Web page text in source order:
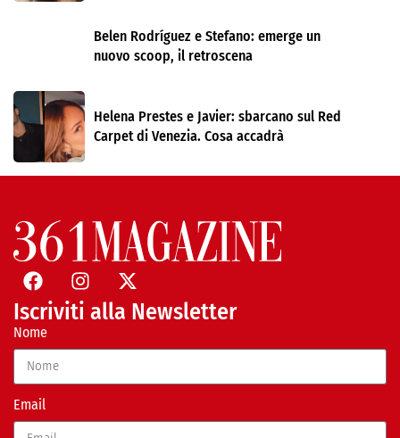
Belen Rodríguez e Stefano: emerge un
nuovo scoop, il retroscena
Helena Prestes e Javier: sbarcano sul Red
Carpet di Venezia. Cosa accadrà
Iscriviti alla Newsletter
Nome
Email